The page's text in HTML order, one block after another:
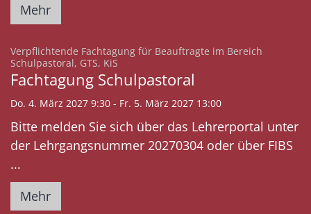
Mehr
Verpflichtende Fachtagung für Beauftragte im Bereich
Schulpastoral, GTS, KiS
Fachtagung Schulpastoral
Do. 4. März 2027 9:30 - Fr. 5. März 2027 13:00
Bitte melden Sie sich über das Lehrerportal unter
der Lehrgangsnummer 20270304 oder über FIBS
...
Mehr